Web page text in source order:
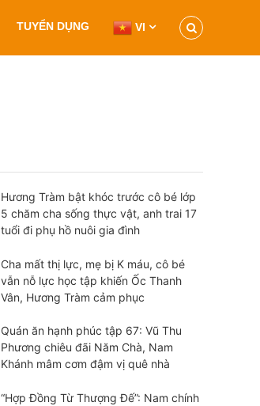
TUYỂN DỤNG VI
Hương Tràm bật khóc trước cô bé lớp
5 chăm cha sống thực vật, anh trai 17
tuổi đi phụ hồ nuôi gia đình
Cha mất thị lực, mẹ bị K máu, cô bé
vẫn nỗ lực học tập khiến Ốc Thanh
Vân, Hương Tràm cảm phục
Quán ăn hạnh phúc tập 67: Vũ Thu
Phương chiêu đãi Năm Chà, Nam
Khánh mâm cơm đậm vị quê nhà
“Hợp Đồng Từ Thượng Đế”: Nam chính